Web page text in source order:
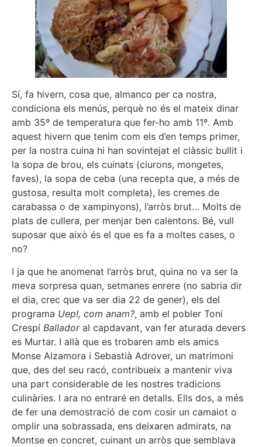
Sí, fa hivern, cosa que, almanco per ca nostra,
condiciona els menús, perquè no és el mateix dinar
amb 35º de temperatura que fer-ho amb 11º. Amb
aquest hivern que tenim com els d’en temps primer,
per la nostra cuina hi han sovintejat el clàssic bullit i
la sopa de brou, els cuinats (ciurons, mongetes,
faves), la sopa de ceba (una recepta que, a més de
gustosa, resulta molt completa), les cremes de
carabassa o de xampinyons), l’arròs brut… Molts de
plats de cullera, per menjar ben calentons. Bé, vull
suposar que això és el que es fa a moltes cases, o
no?
I ja que he anomenat l’arròs brut, quina no va ser la
meva sorpresa quan, setmanes enrere (no sabria dir
el dia, crec que va ser dia 22 de gener), els del
programa Uep!, com anam?, amb el pobler Toni
Crespí Balladoral capdavant, van fer aturada devers
es Murtar. I allà que es trobaren amb els amics
Monse Alzamora i Sebastià Adrover, un matrimoni
que, des del seu racó, contribueix a mantenir viva
una part considerable de les nostres tradicions
culinàries. I ara no entraré en detalls. Ells dos, a més
de fer una demostració de com cosir un camaiot o
omplir una sobrassada, ens deixaren admirats, na
Montse en concret, cuinant un arròs que semblava